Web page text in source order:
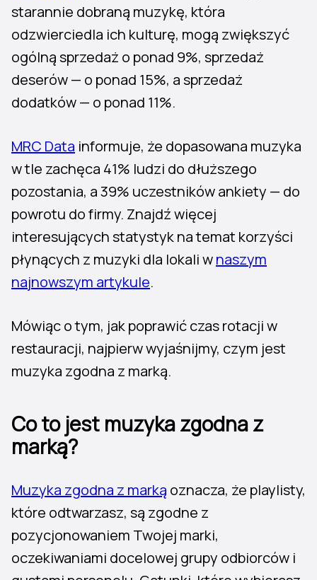
starannie dobraną muzykę, która
odzwierciedla ich kulturę, mogą zwiększyć
ogólną sprzedaż o ponad 9%, sprzedaż
deserów — o ponad 15%, a sprzedaż
dodatków — o ponad 11%.
MRC Data informuje, że dopasowana muzyka
w tle zachęca 41% ludzi do dłuższego
pozostania, a 39% uczestników ankiety — do
powrotu do firmy. Znajdź więcej
interesujących statystyk na temat korzyści
płynących z muzyki dla lokali wnaszym
najnowszym artykule.
Mówiąc o tym, jak poprawić czas rotacji w
restauracji, najpierw wyjaśnijmy, czym jest
muzyka zgodna z marką.
Co to jest muzyka zgodna z
marką?
Muzyka zgodna z marką oznacza, że playlisty,
które odtwarzasz, są zgodne z
pozycjonowaniem Twojej marki,
oczekiwaniami docelowej grupy odbiorców i